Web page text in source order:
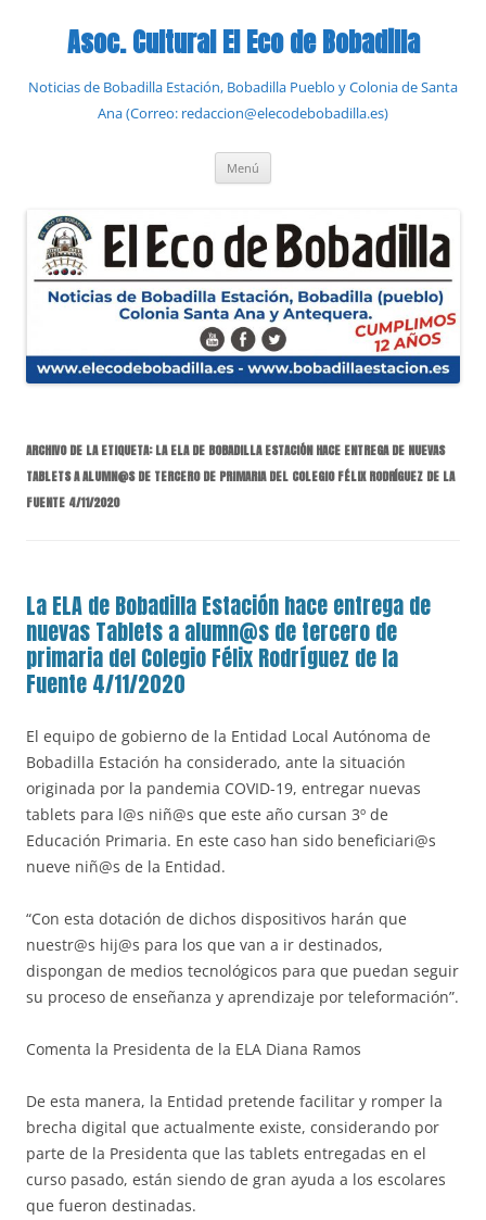
contenidoAsoc. Cultural El Eco de Bobadilla
Noticias de Bobadilla Estación, Bobadilla Pueblo y Colonia de Santa
Ana (Correo: redaccion@elecodebobadilla.es)
Menú
ARCHIVO DE LA ETIQUETA:LA ELA DE BOBADILLA ESTACIÓN HACE ENTREGA DE NUEVAS
TABLETS A ALUMN@S DE TERCERO DE PRIMARIA DEL COLEGIO FÉLIX RODRÍGUEZ DE LA
FUENTE 4/11/2020
La ELA de Bobadilla Estación hace entrega de
nuevas Tablets a alumn@s de tercero de
primaria del Colegio Félix Rodríguez de la
Fuente 4/11/2020
El equipo de gobierno de la Entidad Local Autónoma de
Bobadilla Estación ha considerado, ante la situación
originada por la pandemia COVID-19, entregar nuevas
tablets para l@s niñ@s que este año cursan 3º de
Educación Primaria. En este caso han sido beneficiari@s
nueve niñ@s de la Entidad.
“Con esta dotación de dichos dispositivos harán que
nuestr@s hij@s para los que van a ir destinados,
dispongan de medios tecnológicos para que puedan seguir
su proceso de enseñanza y aprendizaje por teleformación”.
Comenta la Presidenta de la ELA Diana Ramos
De esta manera, la Entidad pretende facilitar y romper la
brecha digital que actualmente existe, considerando por
parte de la Presidenta que las tablets entregadas en el
curso pasado, están siendo de gran ayuda a los escolares
que fueron destinadas.